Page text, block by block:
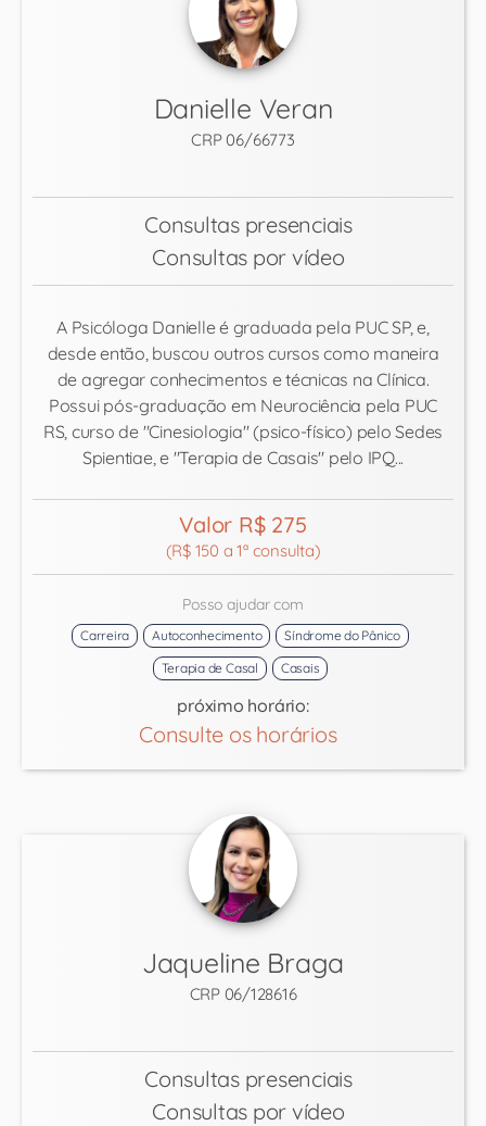
Danielle Veran
CRP 06/66773
Consultas presenciais
Consultas por vídeo
A Psicóloga Danielle é graduada pela PUC SP, e,
desde então, buscou outros cursos como maneira
de agregar conhecimentos e técnicas na Clínica.
Possui pós-graduação em Neurociência pela PUC
RS, curso de "Cinesiologia" (psico-físico) pelo Sedes
Spientiae, e "Terapia de Casais" pelo IPQ...
Valor R$ 275
(R$ 150 a 1ª consulta)
Posso ajudar com
Carreira Autoconhecimento
Síndrome do Pânico
Terapia de Casal
Casais
próximo horário:
Consulte os horários
Jaqueline Braga
CRP 06/128616
Consultas presenciais
Consultas por vídeo